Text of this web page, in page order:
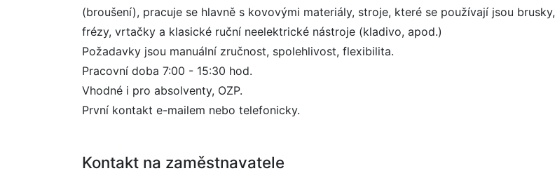
(broušení), pracuje se hlavně s kovovými materiály, stroje, které se používají jsou brusky,
frézy, vrtačky a klasické ruční neelektrické nástroje (kladivo, apod.)
Požadavky jsou manuální zručnost, spolehlivost, flexibilita.
Pracovní doba 7:00 - 15:30 hod.
Vhodné i pro absolventy, OZP.
První kontakt e-mailem nebo telefonicky.
Kontakt na zaměstnavatele